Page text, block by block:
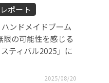
ポート
ンドメイドブーム
の可能性を感じる
ティバル2025」に
2025/08/20